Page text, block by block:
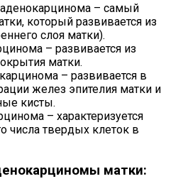
– самый
который развивается из
слоя матки).
– развивается из
матки.
– развивается в
желез эпителия матки и
кисты.
– характеризуется
числа твердых клеток в
матки: